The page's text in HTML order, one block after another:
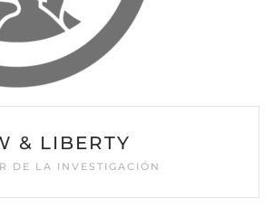
& LIBERTY
DE LA INVESTIGACIÓN